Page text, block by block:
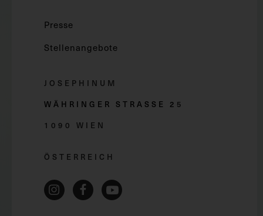
Presse
Stellenangebote
JOSEPHINUM
WÄHRINGER STRASSE 2 5
1090 WIEN
ÖSTERREICH